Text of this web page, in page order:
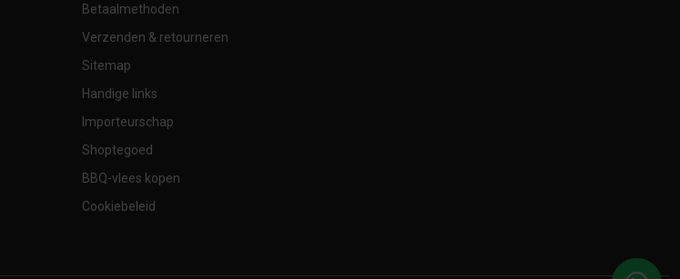
Betaalmethoden
Verzenden & retourneren
Sitemap
Handige links
Importeurschap
Shoptegoed
BBQ-vlees kopen
Cookiebeleid